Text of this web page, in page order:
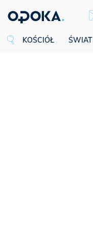
KOŚCIÓŁ ŚWIAT